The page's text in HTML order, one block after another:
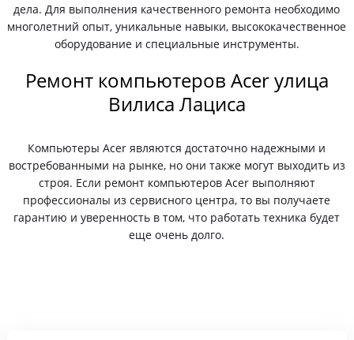
дела. Для выполнения качественного ремонта необходимо
многолетний опыт, уникальные навыки, высококачественное
оборудование и специальные инструменты.
Ремонт компьютеров Acer улица
Вилиса Лациса
Компьютеры Acer являются достаточно надежными и
востребованными на рынке, но они также могут выходить из
строя. Если ремонт компьютеров Acer выполняют
профессионалы из сервисного центра, то вы получаете
гарантию и уверенность в том, что работать техника будет
еще очень долго.